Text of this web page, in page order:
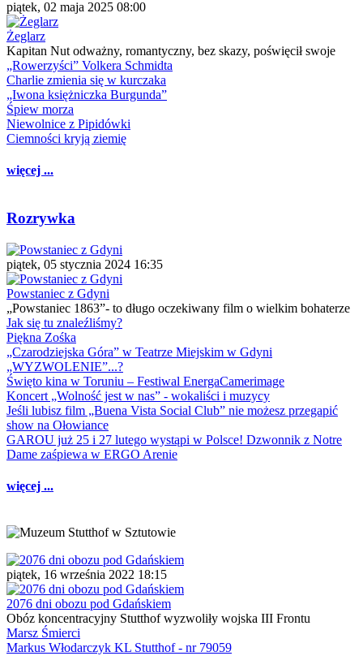
piątek, 02 maja 2025 08:00
Żeglarz
Kapitan Nut odważny, romantyczny, bez skazy, poświęcił swoje
„Rowerzyści” Volkera Schmidta
Charlie zmienia się w kurczaka
„Iwona księżniczka Burgunda”
Śpiew morza
Niewolnice z Pipidówki
Ciemności kryją ziemię
więcej ...
Rozrywka
piątek, 05 stycznia 2024 16:35
Powstaniec z Gdyni
„Powstaniec 1863”- to długo oczekiwany film o wielkim bohaterze
Jak się tu znaleźliśmy?
Piękna Zośka
„Czarodziejska Góra” w Teatrze Miejskim w Gdyni
„WYZWOLENIE”...?
Święto kina w Toruniu – Festiwal EnergaCamerimage
Koncert „Wolność jest w nas” - wokaliści i muzycy
Jeśli lubisz film „Buena Vista Social Club” nie możesz przegapić
show na Ołowiance
GAROU już 25 i 27 lutego wystąpi w Polsce! Dzwonnik z Notre
Dame zaśpiewa w ERGO Arenie
więcej ...
piątek, 16 września 2022 18:15
2076 dni obozu pod Gdańskiem
Obóz koncentracyjny Stutthof wyzwoliły wojska III Frontu
Marsz Śmierci
Markus Włodarczyk KL Stutthof - nr 79059